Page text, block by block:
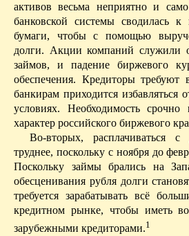
активов весьма неприятно и
банковской системы сводилась к
бумаги, чтобы с помощью
долги. Акции компаний служили
займов, и падение биржевого
обеспечения. Кредиторы требуют
банкирам приходится
условиях. Необходимость
характер российского биржевого
Во-вторых, расплачиваться
труднее, поскольку с ноября до
Поскольку займы брались на
обесценивания рубля долги
требуется зарабатывать всё
кредитном рынке, чтобы иметь
зарубежными кредиторами.1